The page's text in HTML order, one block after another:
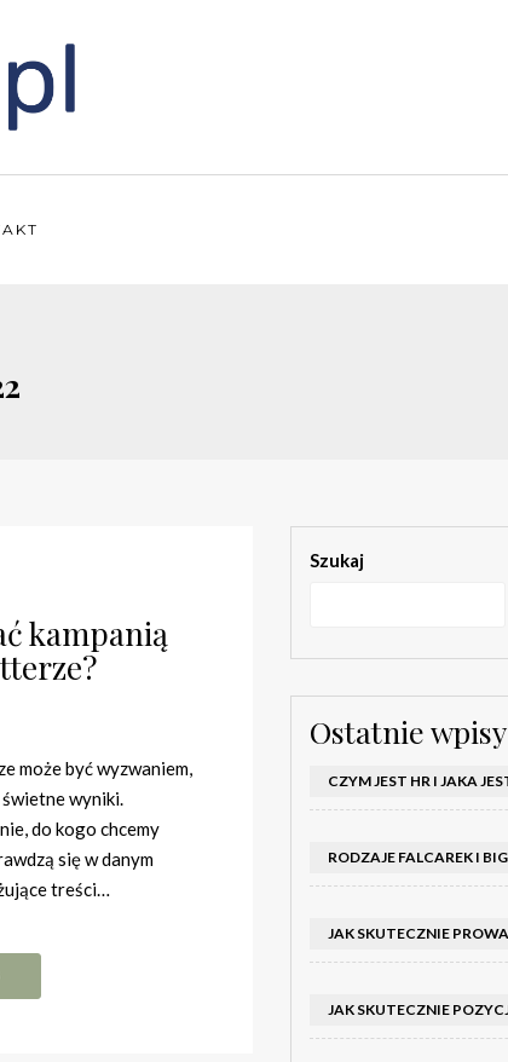
kampanią
może być wyzwaniem,
wyniki.
do kogo chcemy
się w danym
treści…
Szukaj
Ostatnie wpisy